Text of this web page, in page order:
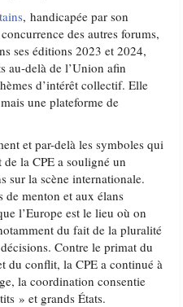
, handicapée par son
des autres forums,
ses éditions 2023 et 2024,
au-delà de l’Union afin
d’intérêt collectif. Elle
une plateforme de
et par-delà les symboles qui
de la CPE a souligné un
sur la scène internationale.
de menton et aux élans
l’Europe est le lieu où on
du fait de la pluralité
Contre le primat du
du conflit, la CPE a continué à
la coordination consentie
» et grands États.